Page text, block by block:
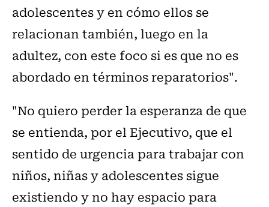
adolescentes y en cómo ellos se
relacionan también, luego en la
adultez, con este foco si es que no es
abordado en términos reparatorios".
"No quiero perder la esperanza de que
se entienda, por el Ejecutivo, que el
sentido de urgencia para trabajar con
niños, niñas y adolescentes sigue
existiendo y no hay espacio para